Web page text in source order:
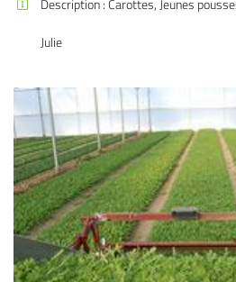
Adresse email de réception
 Code Captcha
Rafraîchir le captcha
En cochant cette case, vous consentez à recevoir
l'adresse email indiqué ci-dessus. Vous pouvez vous
utilisantle formulaire de désinscription
Inscription
 Description : Carottes, Jeunes
Julie